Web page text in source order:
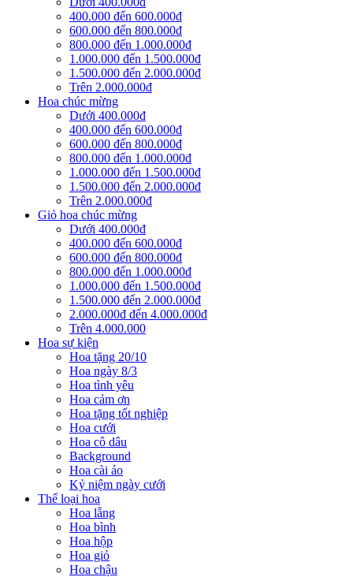
400.000 đến 600.000đ
600.000 đến 800.000đ
800.000 đến 1.000.000đ
1.000.000 đến 1.500.000đ
1.500.000 đến 2.000.000đ
Trên 2.000.000đ
Hoa chúc mừng
Dưới 400.000đ
400.000 đến 600.000đ
600.000 đến 800.000đ
800.000 đến 1.000.000đ
1.000.000 đến 1.500.000đ
1.500.000 đến 2.000.000đ
Trên 2.000.000đ
Giỏ hoa chúc mừng
Dưới 400.000đ
400.000 đến 600.000đ
600.000 đến 800.000đ
800.000 đến 1.000.000đ
1.000.000 đến 1.500.000đ
1.500.000 đến 2.000.000đ
2.000.000đ đến 4.000.000đ
Trên 4.000.000
Hoa sự kiện
Hoa tặng 20/10
Hoa ngày 8/3
Hoa tình yêu
Hoa cảm ơn
Hoa tặng tốt nghiệp
Hoa cưới
Hoa cô dâu
Background
Hoa cài áo
Kỷ niệm ngày cưới
Thể loại hoa
Hoa lẵng
Hoa bình
Hoa hộp
Hoa giỏ
Hoa chậu